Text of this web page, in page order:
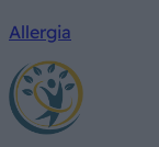
Allergia